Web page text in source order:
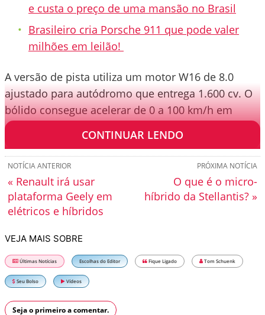
e custa o preço de uma mansão no Brasil
Brasileiro cria Porsche 911 que pode valer
milhões em leilão!
A versão de pista utiliza um motor W16 de 8.0
ajustado para autódromo que entrega 1.600 cv. O
bólido consegue acelerar de 0 a 100 km/h em
apenas 2,2 segundos.
CONTINUAR LENDO
PRÓXIMA NOTÍCIA
O que é o micro-
híbrido da Stellantis? »
NOTÍCIA ANTERIOR
« Renault irá usar
plataforma Geely em
elétricos e híbridos
VEJA MAIS SOBRE
Últimas Notícias Escolhas do Editor Fique Ligado Tom Schuenk
Seu Bolso Vídeos
Seja o primeiro a comentar.